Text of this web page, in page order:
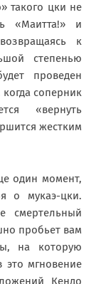
такого цки не
«Маитта!» и
к
степенью
проведен
соперник
«вернуть
жестким
один момент,
о мукаэ-цки.
смертельный
пробьет вам
на которую
это мгновение
Кендо